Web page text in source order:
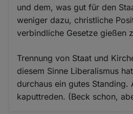
und dem, was gut für den
weniger dazu, christliche
verbindliche Gesetze gießen
Trennung von Staat und
diesem Sinne Liberalismus
durchaus ein gutes Standing.
kaputtreden. (Beck schon,